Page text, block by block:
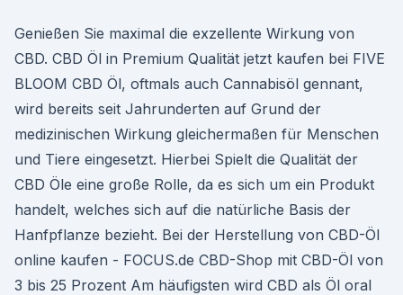
Genießen Sie maximal die exzellente Wirkung von
CBD. CBD Öl in Premium Qualität jetzt kaufen bei FIVE
BLOOM CBD Öl, oftmals auch Cannabisöl gennant,
wird bereits seit Jahrunderten auf Grund der
medizinischen Wirkung gleichermaßen für Menschen
und Tiere eingesetzt. Hierbei Spielt die Qualität der
CBD Öle eine große Rolle, da es sich um ein Produkt
handelt, welches sich auf die natürliche Basis der
Hanfpflanze bezieht. Bei der Herstellung von CBD-Öl
online kaufen - FOCUS.de CBD-Shop mit CBD-Öl von
3 bis 25 Prozent Am häufigsten wird CBD als Öl oral